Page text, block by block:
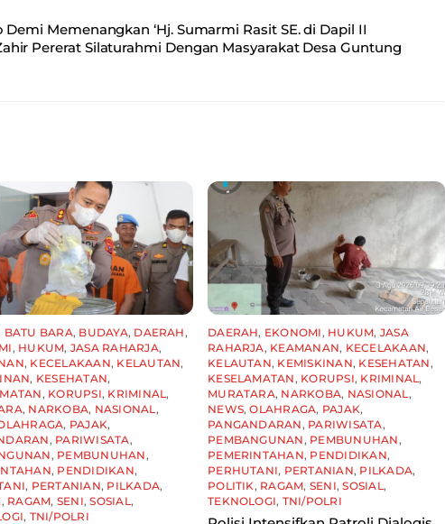
Memenangkan ‘Hj. Sumarmi Rasit SE. di Dapil II
Pererat Silaturahmi Dengan Masyarakat Desa Guntung
BATU BARA, BUDAYA, DAERAH ,
, HUKUM, JASA RAHARJA,
, KECELAKAAN, KELAUTAN,
, KESEHATAN,
, KORUPSI, KRIMINAL ,
, NARKOBA, NASIONAL ,
, PAJAK,
, PARIWISATA,
, PEMBUNUHAN ,
, PENDIDIKAN,
, PERTANIAN, PILKADA,
, RAGAM, SENI,SOSIAL ,
, TNI/POLRI
DAERAH, EKONOMI , HUKUM, JASA
RAHARJA, KEAMANAN, KECELAKAAN,
KELAUTAN, KEMISKINAN, KESEHATAN ,
KESELAMATAN , KORUPSI, KRIMINAL ,
MURATARA, NARKOBA, NASIONAL ,
NEWS,OLAHRAGA, PAJAK,
PANGANDARAN , PARIWISATA,
PEMBANGUNAN , PEMBUNUHAN ,
PEMERINTAHAN, PENDIDIKAN,
PERHUTANI, PERTANIAN, PILKADA,
POLITIK , RAGAM, SENI,SOSIAL ,
TEKNOLOGI, TNI/POLRI